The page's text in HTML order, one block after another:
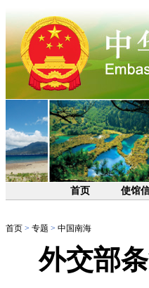
首页 使馆
首页 > 专题 > 中国南海
外交部